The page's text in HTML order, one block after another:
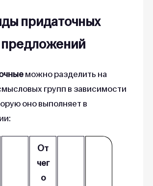
придаточных
предложений
можно разделить на
групп в зависимости
оно выполняет в
От
чег
о